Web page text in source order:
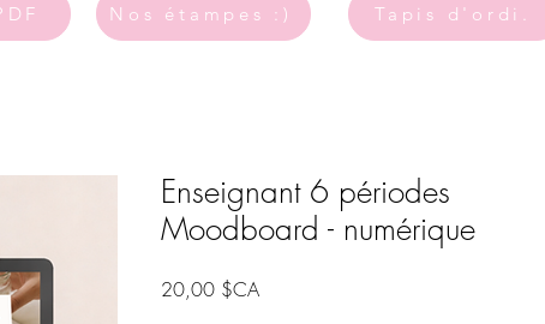
Nos étampes :) Tapis d'ordi.
Enseignant 6 périodes
Moodboard - numérique
20,00 $CAPrix